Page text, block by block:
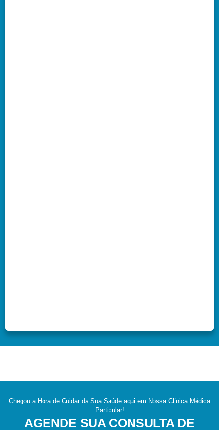
Chegou a Hora de Cuidar da Sua Saúde aqui em Nossa Clínica Médica
Particular!
AGENDE SUA CONSULTA DE